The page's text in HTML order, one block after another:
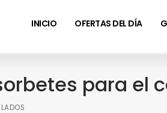
INICIO OFERTAS DEL DÍA
para el